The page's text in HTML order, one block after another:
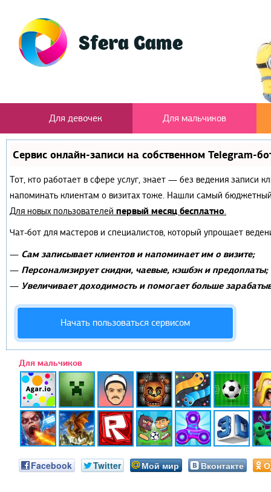
Для девочек Для мальчиков
Сервис онлайн-записи на собственном Telegram-
Тот, кто работает в сфере услуг, знает — без ведения записи
напоминать клиентам о визитах тоже. Нашли самый
Для новых пользователей первый месяц бесплатно.
Чат-бот для мастеров и специалистов, который упрощает
— Сам записывает клиентов и напоминает им о визите;
— Персонализирует скидки, чаевые, кэшбэк и предоплаты;
— Увеличивает доходимость и помогает больше
Начать пользоваться сервисом
Для мальчиков
Facebook Twitter Мой мир Вконтакте